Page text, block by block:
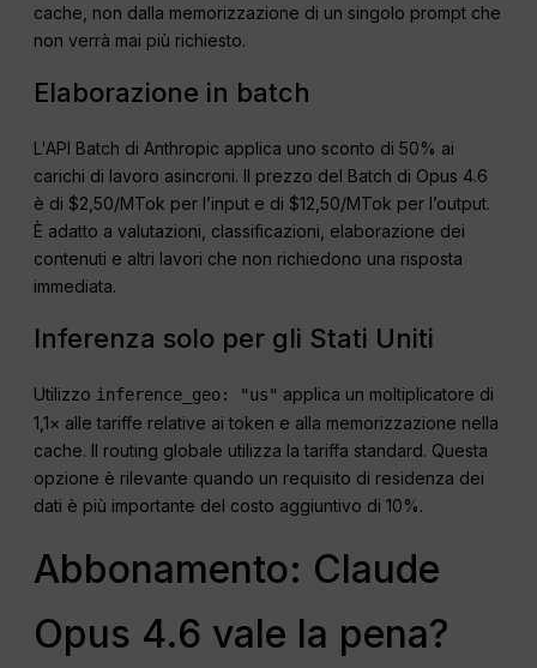
cache, non dalla memorizzazione di un singolo prompt che
non verrà mai più richiesto.
Elaborazione in batch
L'API Batch di Anthropic applica uno sconto di 50% ai
carichi di lavoro asincroni. Il prezzo del Batch di Opus 4.6
è di $2,50/MTok per l’input e di $12,50/MTok per l’output.
È adatto a valutazioni, classificazioni, elaborazione dei
contenuti e altri lavori che non richiedono una risposta
immediata.
Inferenza solo per gli Stati Uniti
Utilizzo inference_geo: "us" applica un moltiplicatore di
1,1× alle tariffe relative ai token e alla memorizzazione nella
cache. Il routing globale utilizza la tariffa standard. Questa
opzione è rilevante quando un requisito di residenza dei
dati è più importante del costo aggiuntivo di 10%.
Abbonamento: Claude
Opus 4.6 vale la pena?